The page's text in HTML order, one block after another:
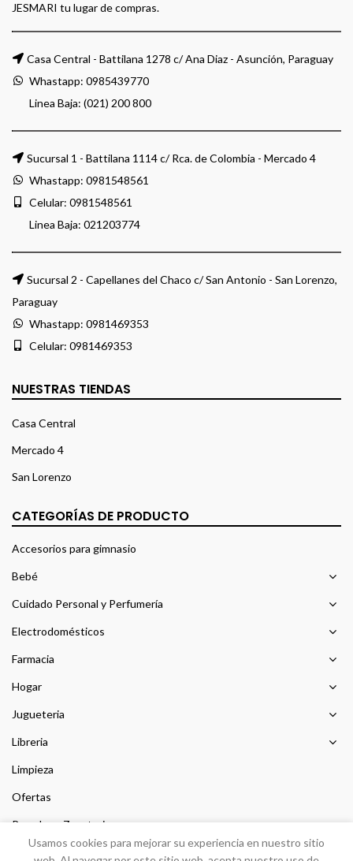
JESMARI tu lugar de compras.
Casa Central - Battilana 1278 c/ Ana Diaz - Asunción, Paraguay
Whastapp: 0985439770
Linea Baja: (021) 200 800
Sucursal 1 - Battilana 1114 c/ Rca. de Colombia - Mercado 4
Whastapp: 0981548561
Celular: 0981548561
Linea Baja: 021203774
Sucursal 2 - Capellanes del Chaco c/ San Antonio - San Lorenzo,
Paraguay
Whastapp: 0981469353
Celular: 0981469353
NUESTRAS TIENDAS
Casa Central
Mercado 4
San Lorenzo
CATEGORÍAS DE PRODUCTO
Accesorios para gimnasio
Bebé
Cuidado Personal y Perfumería
Electrodomésticos
Farmacia
Hogar
Jugueteria
Libreria
Limpieza
Ofertas
Prendas y Zapateria
Usamos cookies para mejorar su experiencia en nuestro sitio